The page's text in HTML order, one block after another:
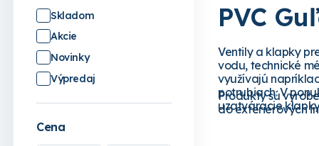
Skladom
Akcie
Novinky
Výpredaj
Cena
PVC
Ventily a klapky
vodu, technické
využívajú
potrubiach. V
uzatváracie
Produkty sú
do exteriérových